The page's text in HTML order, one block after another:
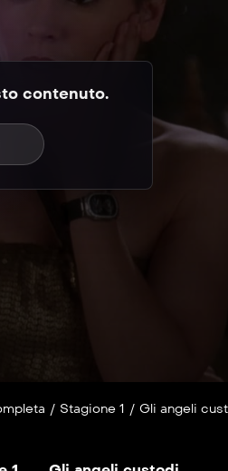
contenuto.
/ Stagione 1 / Gli angeli